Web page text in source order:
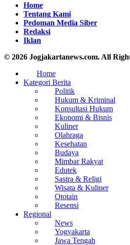
Home
Tentang Kami
Pedoman Media Siber
Redaksi
Iklan
© 2026 Jogjakartanews.com. All
Home
Kategori Berita
Politik
Hukum & Kriminal
Konsultasi Hukum
Ekonomi & Bisnis
Kuliner
Olahraga
Kesehatan
Budaya
Mimbar Rakyat
Edutek
Sastra & Religi
Wisata & Kuliner
Ototain
Resensi
Regional
News
Yogyakarta
Jawa Tengah